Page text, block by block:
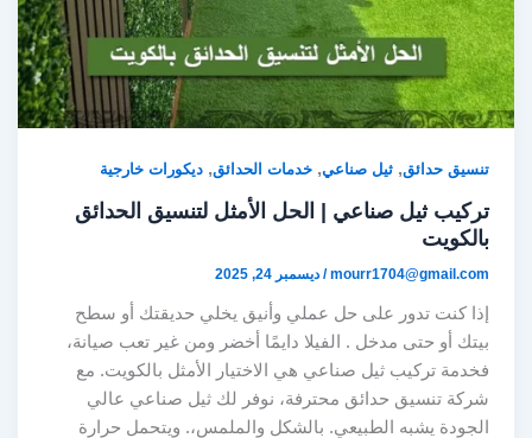
تنسيق حدائق,ثيل صناعي,خدمات الحدائق,ديكورات خارجية
تركيب ثيل صناعي | الحل الأمثل لتنسيق الحدائق
بالكويت
mourr1704@gmail.com
/ديسمبر 24, 2025
إذا كنت تدور على حل عملي وأنيق يخلي حديقتك أو سطح
بيتك أو حتى مدخل . الفيلا دايمًا أخضر ومن غير تعب صيانة،
فخدمة تركيب ثيل صناعي هي الاختيار الأمثل بالكويت. مع
شركة تنسيق حدائق محترفة، نوفر لك ثيل صناعي عالي
الجودة يشبه الطبيعي. بالشكل والملمس،. ويتحمل حرارة